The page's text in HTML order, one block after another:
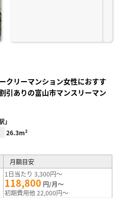
クリーマンション女性におすす
ありの富山市マンスリーマン
26.3m²
月額目安
1日当たり 3,300円～
118,800 円/月～
初期費用他 22,000円～